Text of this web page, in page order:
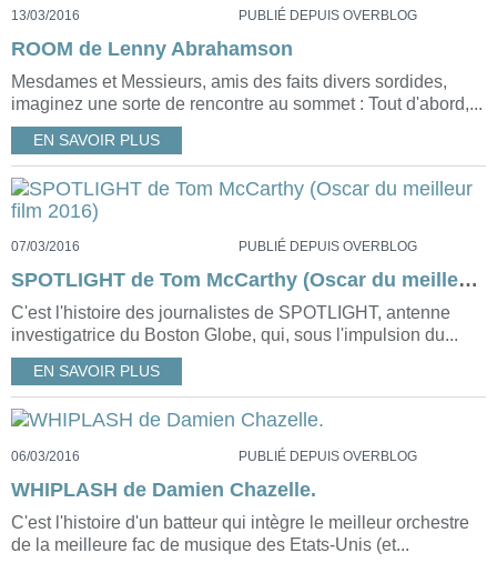
13/03/2016 PUBLIÉ DEPUIS OVERBLOG
ROOM de Lenny Abrahamson
Mesdames et Messieurs, amis des faits divers sordides,
imaginez une sorte de rencontre au sommet : Tout d'abord,...
EN SAVOIR PLUS
07/03/2016 PUBLIÉ DEPUIS OVERBLOG
SPOTLIGHT de Tom McCarthy (Oscar du meilleur film 2016)
C'est l'histoire des journalistes de SPOTLIGHT, antenne
investigatrice du Boston Globe, qui, sous l'impulsion du...
EN SAVOIR PLUS
06/03/2016 PUBLIÉ DEPUIS OVERBLOG
WHIPLASH de Damien Chazelle.
C'est l'histoire d'un batteur qui intègre le meilleur orchestre
de la meilleure fac de musique des Etats-Unis (et...